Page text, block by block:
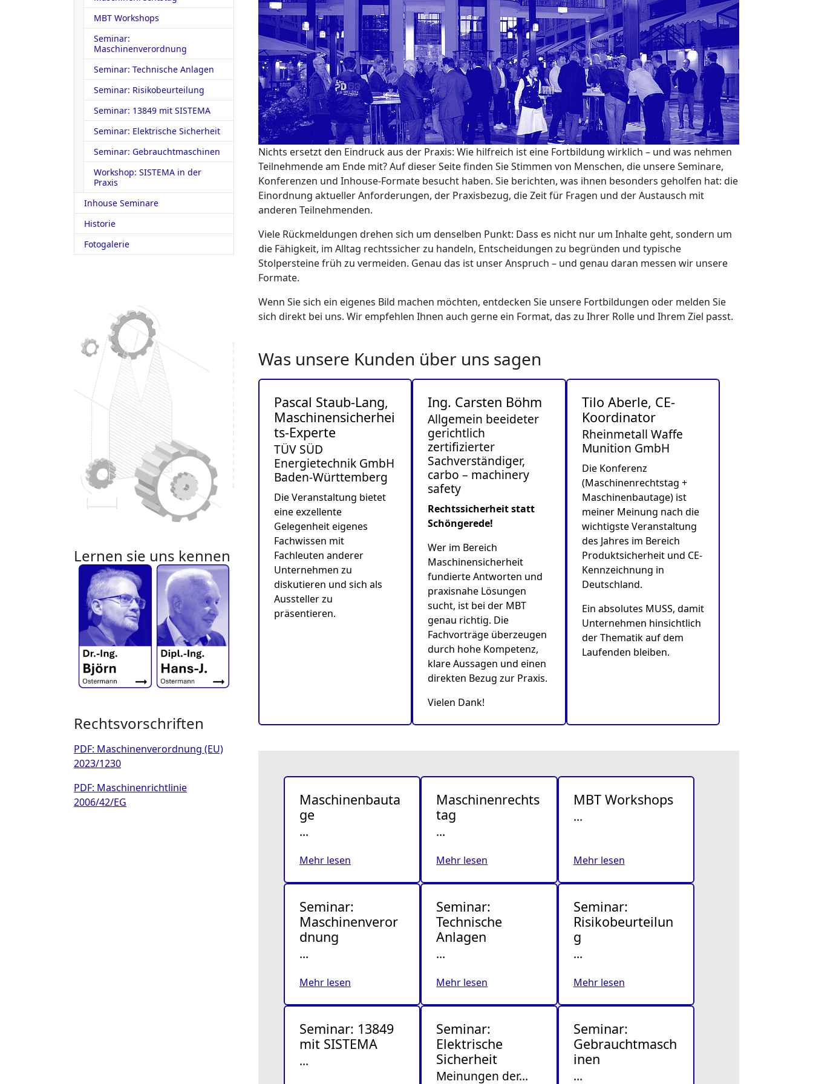
Nichts ersetzt den Eindruck aus der Praxis: Wie hilfreich ist eine Fortbildung wirklich – und was nehmen
Teilnehmende am Ende mit? Auf dieser Seite finden Sie Stimmen von Menschen, die unsere Seminare,
Konferenzen und Inhouse-Formate besucht haben. Sie berichten, was ihnen besonders geholfen hat: die
Einordnung aktueller Anforderungen, der Praxisbezug, die Zeit für Fragen und der Austausch mit
anderen Teilnehmenden.
Viele Rückmeldungen drehen sich um denselben Punkt: Dass es nicht nur um Inhalte geht, sondern um
die Fähigkeit, im Alltag rechtssicher zu handeln, Entscheidungen zu begründen und typische
Stolpersteine früh zu vermeiden. Genau das ist unser Anspruch – und genau daran messen wir unsere
Formate.
Wenn Sie sich ein eigenes Bild machen möchten, entdecken Sie unsere Fortbildungen oder melden Sie
sich direkt bei uns. Wir empfehlen Ihnen auch gerne ein Format, das zu Ihrer Rolle und Ihrem Ziel passt.
Was unsere Kunden über uns sagen
Pascal Staub-Lang,
Maschinensicherhei
ts-Experte
TÜV SÜD
Energietechnik GmbH
Baden-Württemberg
Die Veranstaltung bietet
eine exzellente
Gelegenheit eigenes
Fachwissen mit
Fachleuten anderer
Unternehmen zu
diskutieren und sich als
Aussteller zu
präsentieren.
Ing. Carsten Böhm
Allgemein beeideter
gerichtlich
zertifizierter
Sachverständiger,
carbo – machinery
safety
Rechtssicherheit statt
Schöngerede!
Wer im Bereich
Maschinensicherheit
fundierte Antworten und
praxisnahe Lösungen
sucht, ist bei der MBT
genau richtig. Die
Fachvorträge überzeugen
durch hohe Kompetenz,
klare Aussagen und einen
direkten Bezug zur Praxis.
Vielen Dank!
Tilo Aberle, CE-
Koordinator
Rheinmetall Waffe
Munition GmbH
Die Konferenz
(Maschinenrechtstag +
Maschinenbautage) ist
meiner Meinung nach die
wichtigste Veranstaltung
des Jahres im Bereich
Produktsicherheit und CE-
Kennzeichnung in
Deutschland.
Ein absolutes MUSS, damit
Unternehmen hinsichtlich
der Thematik auf dem
Laufenden bleiben.
Maschinenbauta
ge
…
Mehr lesen
Maschinenrechts
tag
…
Mehr lesen
MBT Workshops
…
Mehr lesen
Seminar:
Maschinenveror
dnung
…
Mehr lesen
Seminar:
Technische
Anlagen
…
Mehr lesen
Seminar:
Risikobeurteilun
g
…
Mehr lesen
Seminar: 13849
mit SISTEMA
…
Seminar:
Elektrische
Sicherheit
Meinungen der…
Seminar:
Gebrauchtmasch
inen
…
MBT Workshops
Seminar:
Maschinenverordnung
Seminar: Technische Anlagen
Seminar: Risikobeurteilung
Seminar: 13849 mit SISTEMA
Seminar: Elektrische Sicherheit
Seminar: Gebrauchtmaschinen
Workshop: SISTEMA in der
Praxis
Inhouse Seminare
Historie
Fotogalerie
Lernen sie uns kennen
Rechtsvorschriften
PDF: Maschinenverordnung (EU)
2023/1230
PDF: Maschinenrichtlinie
2006/42/EG